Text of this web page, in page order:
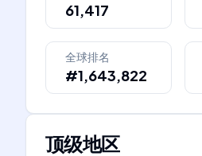
61,417
全球排名
#1,643,822
顶级地区